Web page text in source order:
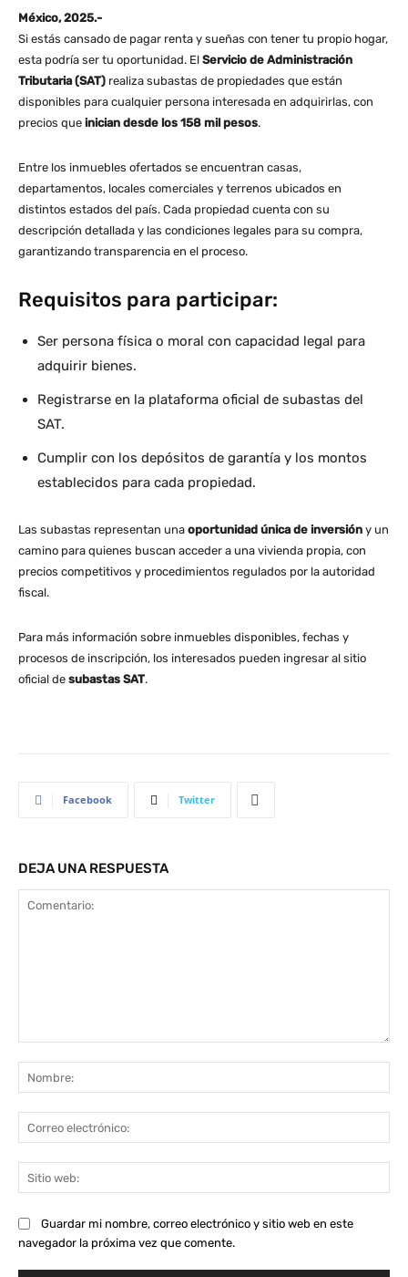
México, 2025.-
Si estás cansado de pagar renta y sueñas con tener tu propio hogar,
esta podría ser tu oportunidad. El Servicio de Administración
Tributaria (SAT) realiza subastas de propiedades que están
disponibles para cualquier persona interesada en adquirirlas, con
precios que inician desde los 158 mil pesos.
Entre los inmuebles ofertados se encuentran casas,
departamentos, locales comerciales y terrenos ubicados en
distintos estados del país. Cada propiedad cuenta con su
descripción detallada y las condiciones legales para su compra,
garantizando transparencia en el proceso.
Requisitos para participar:
Ser persona física o moral con capacidad legal para
adquirir bienes.
Registrarse en la plataforma oficial de subastas del
SAT.
Cumplir con los depósitos de garantía y los montos
establecidos para cada propiedad.
Las subastas representan una oportunidad única de inversión y un
camino para quienes buscan acceder a una vivienda propia, con
precios competitivos y procedimientos regulados por la autoridad
fiscal.
Para más información sobre inmuebles disponibles, fechas y
procesos de inscripción, los interesados pueden ingresar al sitio
oficial de subastas SAT.
Facebook Twitter
DEJA UNA RESPUESTA
Guardar mi nombre, correo electrónico y sitio web en este
navegador la próxima vez que comente.